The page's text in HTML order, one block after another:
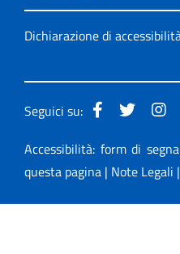
Dichiarazione di
Seguici su:
Accessibilità: form di
questa pagina | Note Legali |